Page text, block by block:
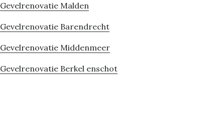
Gevelrenovatie Malden
Gevelrenovatie Barendrecht
Gevelrenovatie Middenmeer
Gevelrenovatie Berkel enschot